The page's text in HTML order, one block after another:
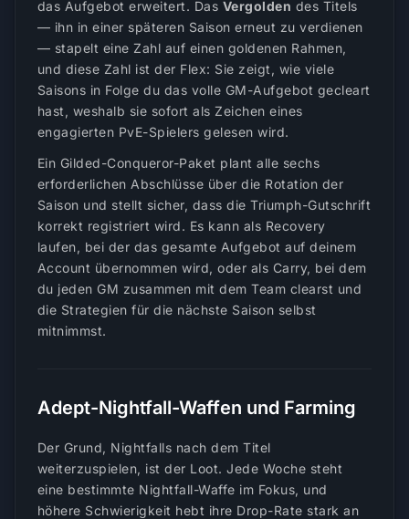
das Aufgebot erweitert. Das Vergolden des Titels
— ihn in einer späteren Saison erneut zu verdienen
— stapelt eine Zahl auf einen goldenen Rahmen,
und diese Zahl ist der Flex: Sie zeigt, wie viele
Saisons in Folge du das volle GM-Aufgebot gecleart
hast, weshalb sie sofort als Zeichen eines
engagierten PvE-Spielers gelesen wird.
Ein Gilded-Conqueror-Paket plant alle sechs
erforderlichen Abschlüsse über die Rotation der
Saison und stellt sicher, dass die Triumph-Gutschrift
korrekt registriert wird. Es kann als Recovery
laufen, bei der das gesamte Aufgebot auf deinem
Account übernommen wird, oder als Carry, bei dem
du jeden GM zusammen mit dem Team clearst und
die Strategien für die nächste Saison selbst
mitnimmst.
Adept-Nightfall-Waffen und Farming
Der Grund, Nightfalls nach dem Titel
weiterzuspielen, ist der Loot. Jede Woche steht
eine bestimmte Nightfall-Waffe im Fokus, und
höhere Schwierigkeit hebt ihre Drop-Rate stark an